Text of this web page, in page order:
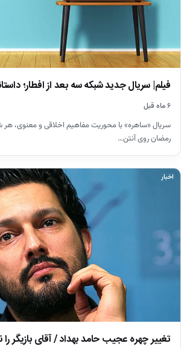
فیلم| سریال جدید شبکه سه بعد از افطار؛
۶ ماه قبل
سریال «ساهره» با محوریت مفاهیم اخلاقی و معنوی، هر
رمضان روی آنتن…
اخبار
تغییر چهره عجیب حامد بهداد / آقای بازیگر را